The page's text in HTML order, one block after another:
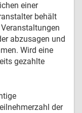
einer
behält
abzusagen und
Wird eine
gezahlte
der